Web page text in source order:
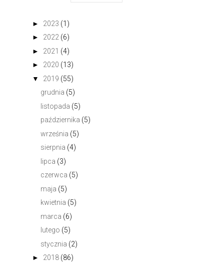
► 2023 (1)
► 2022 (6)
► 2021 (4)
► 2020 (13)
▼
2019 (55)
grudnia (5)
listopada (5)
października (5)
września (5)
sierpnia (4)
lipca (3)
czerwca (5)
maja (5)
kwietnia (5)
marca (6)
lutego (5)
stycznia (2)
► 2018 (86)